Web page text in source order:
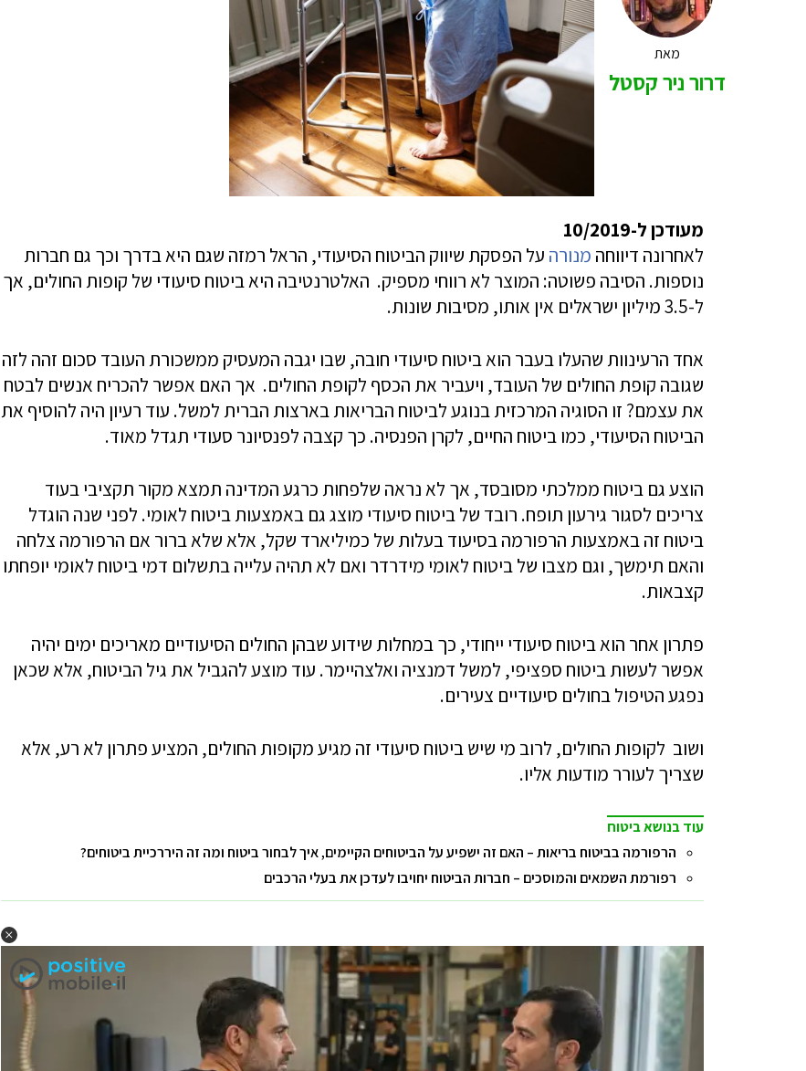
מאת
דרור ניר קסטל
מעודכן ל-10/2019
לאחרונה דיווחה מנורה על הפסקת שיווק הביטוח הסיעודי, הראל רמזה שגם היא בדרך וכך גם חברות
נוספות. הסיבה פשוטה: המוצר לא רווחי מספיק. האלטרנטיבה היא ביטוח סיעודי של קופות החולים, אך
ל-3.5 מיליון ישראלים אין אותו, מסיבות שונות.
אחד הרעינוות שהעלו בעבר הוא ביטוח סיעודי חובה, שבו יגבה המעסיק ממשכורת העובד סכום זהה לזה
שגובה קופת החולים של העובד, ויעביר את הכסף לקופת החולים. אך האם אפשר להכריח אנשים לבטח
את עצמם? זו הסוגיה המרכזית בנוגע לביטוח הבריאות בארצות הברית למשל. עוד רעיון היה להוסיף את
הביטוח הסיעודי, כמו ביטוח החיים, לקרן הפנסיה. כך קצבה לפנסיונר סעודי תגדל מאוד.
הוצע גם ביטוח ממלכתי מסובסד, אך לא נראה שלפחות כרגע המדינה תמצא מקור תקציבי בעוד
צריכים לסגור גירעון תופח. רובד של ביטוח סיעודי מוצג גם באמצעות ביטוח לאומי. לפני שנה הוגדל
ביטוח זה באמצעות הרפורמה בסיעוד בעלות של כמיליארד שקל, אלא שלא ברור אם הרפורמה צלחה
והאם תימשך, וגם מצבו של ביטוח לאומי מידרדר ואם לא תהיה עלייה בתשלום דמי ביטוח לאומי יופחתו
קצבאות.
פתרון אחר הוא ביטוח סיעודי ייחודי, כך במחלות שידוע שבהן החולים הסיעודיים מאריכים ימים יהיה
אפשר לעשות ביטוח ספציפי, למשל דמנציה ואלצהיימר. עוד מוצע להגביל את גיל הביטוח, אלא שכאן
נפגע הטיפול בחולים סיעודיים צעירים.
ושוב לקופות החולים, לרוב מי שיש ביטוח סיעודי זה מגיע מקופות החולים, המציע פתרון לא רע, אלא
שצריך לעורר מודעות אליו.
עוד בנושא ביטוח
הרפורמה בביטוח בריאות – האם זה ישפיע על הביטוחים הקיימים, איך לבחור ביטוח ומה זה היררכיית ביטוחים?
רפורמת השמאים והמוסכים – חברות הביטוח יחויבו לעדכן את בעלי הרכבים